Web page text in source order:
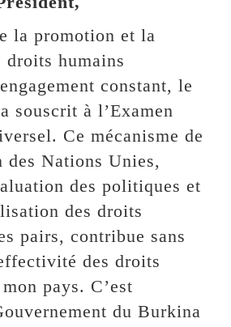
la promotion et la
droits humains
constant, le
souscrit à l’Examen
Ce mécanisme de
des Nations Unies,
des politiques et
des droits
pairs, contribue sans
des droits
pays. C’est
du Burkina